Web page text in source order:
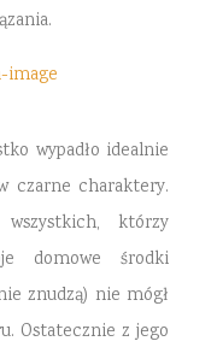
wypadło idealnie
czarne charaktery.
którzy
domowe środki
znudzą) nie mógł
Ostatecznie z jego